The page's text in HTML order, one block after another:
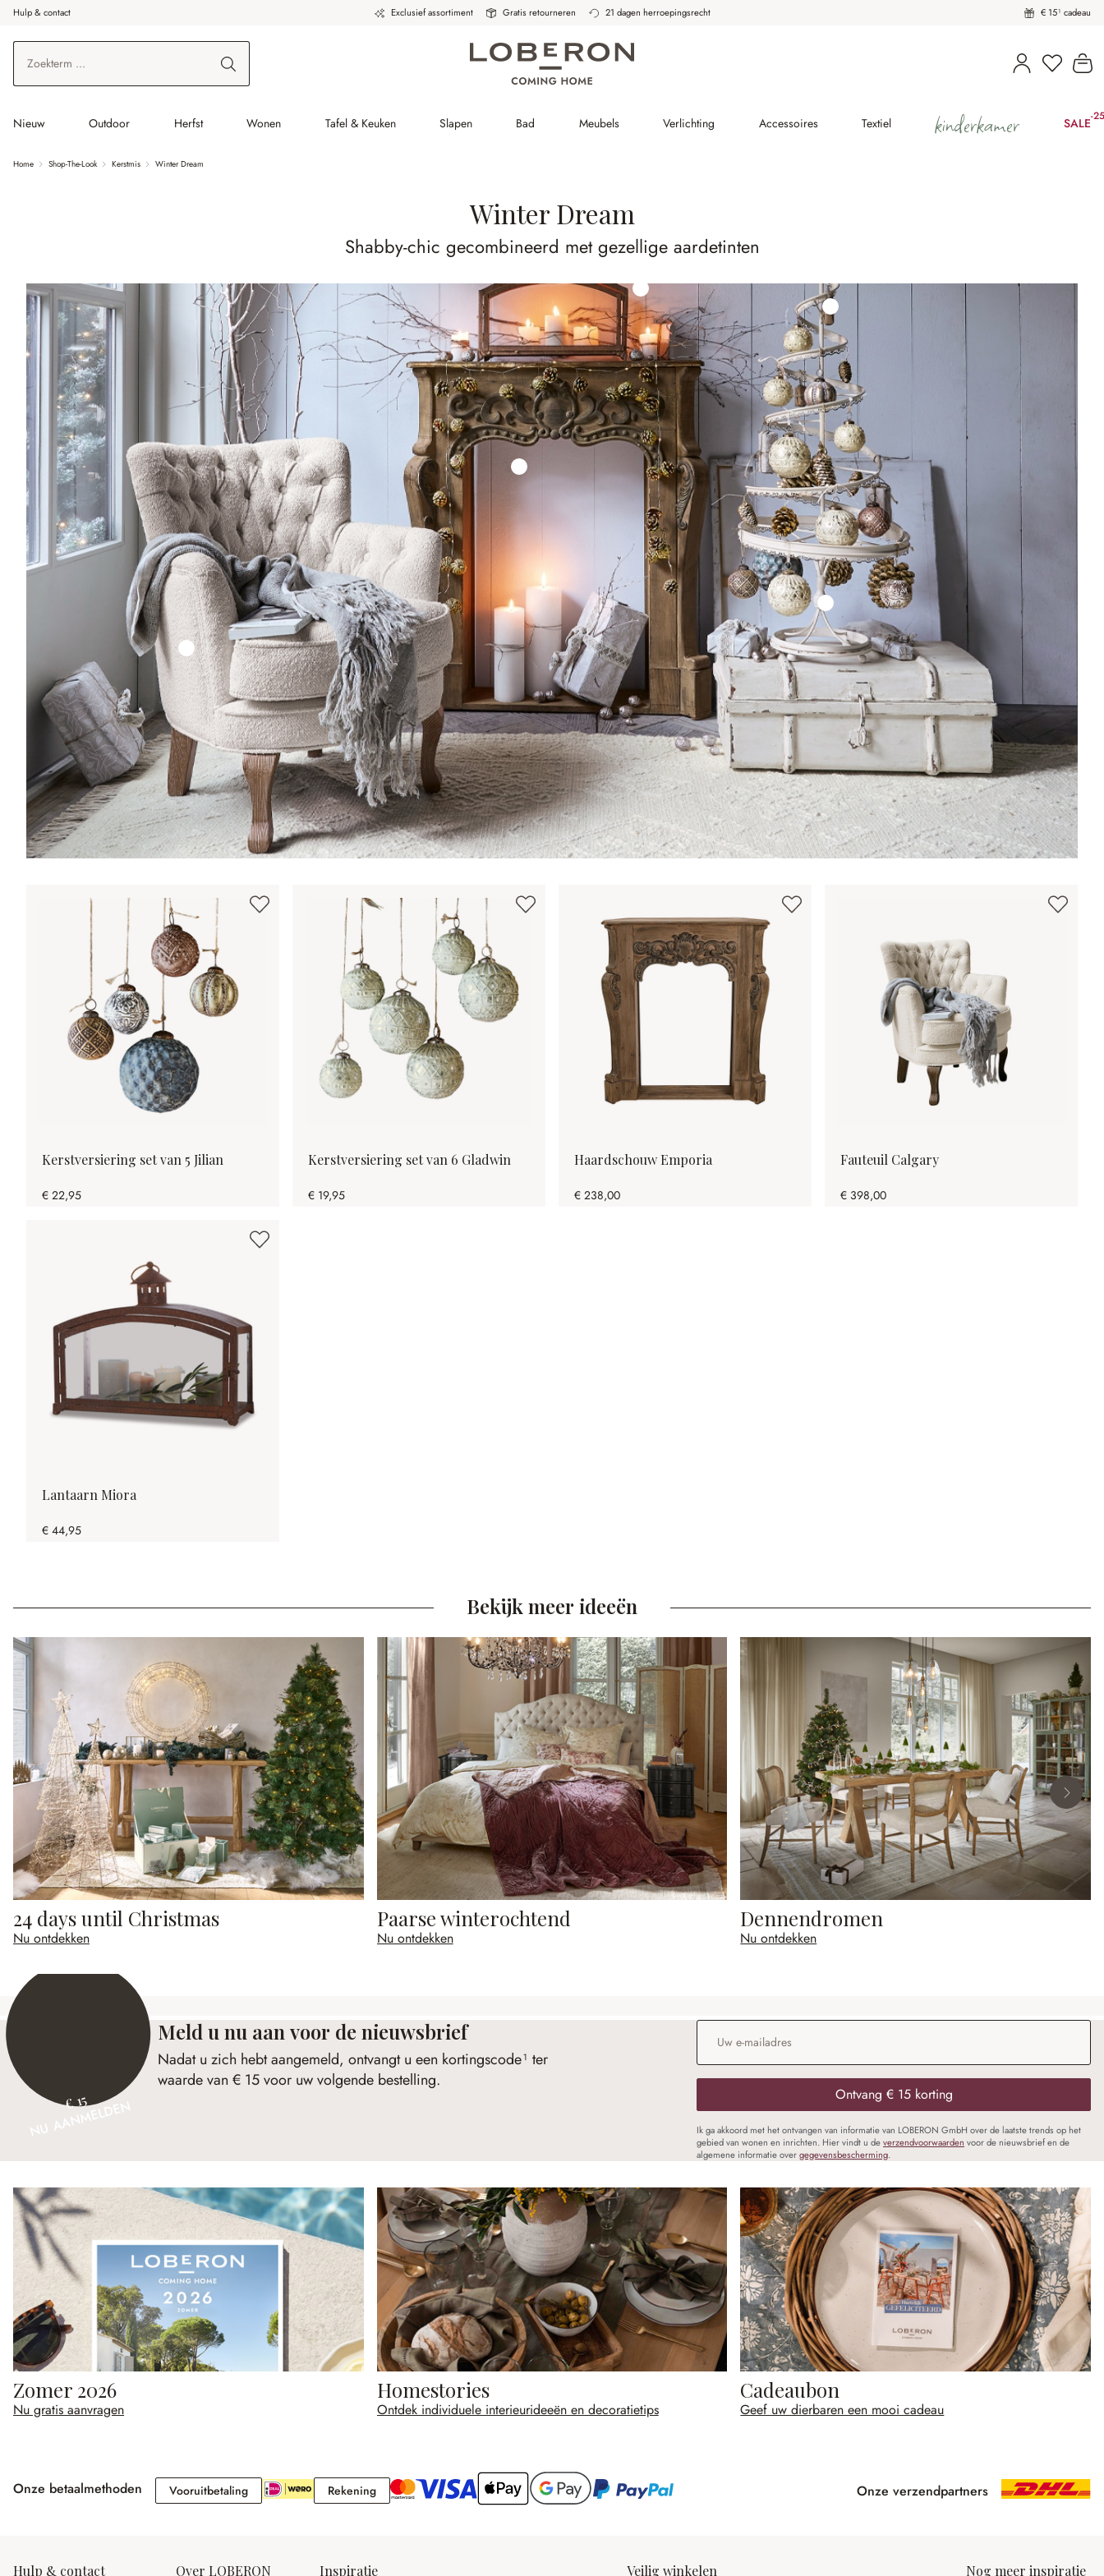
de hoofdinhoud
Ga naar zoeken
Ga naar de hoofdnavigatie
Hulp & contact Exclusief assortiment Gratis retourneren 21 dagen herroepingsrecht € 15¹ cadeau
U heeft
Nieuw Outdoor Herfst Wonen Tafel & Keuken Slapen Bad Meubels Verlichting Accessoires Textiel kinderkamer SALE-
Home Shop-The-Look Kerstmis Winter Dream
Winter Dream
Shabby-chic gecombineerd met gezellige aardetinten
Kerstversiering set van 5 Jilian
€ 22,95
Kerstversiering set van 6 Gladwin
€ 19,95
Haardschouw Emporia
€ 238,00
Fauteuil Calgary
€ 398,00
Lantaarn Miora
€ 44,95
Bekijk meer ideeën
24 days until Christmas
Nu ontdekken
Paarse winterochtend
Nu ontdekken
Dennendromen
Nu ontdekken
€ 15
NU AANMELDEN
Meld u nu aan voor de nieuwsbrief
Nadat u zich hebt aangemeld, ontvangt u een kortingscode¹ ter
waarde van € 15 voor uw volgende bestelling.
E-mailadres
Ontvang € 15 korting
Ik ga akkoord met het ontvangen van informatie van LOBERON GmbH over de laatste trends op het
gebied van wonen en inrichten. Hier vindt u deverzendvoorwaarden voor de nieuwsbrief en de
algemene informatie overgegevensbescherming.
Zomer 2026
Nu gratis aanvragen
Homestories
Ontdek individuele interieurideeën en decoratietips
Cadeaubon
Geef uw dierbaren een mooi cadeau
Onze betaalmethoden VooruitbetalingVooruitbetaling RekeningRekening Onze verzendpartners
Hulp & contact Over LOBERON Inspiratie Veilig winkelen Nog meer inspiratie